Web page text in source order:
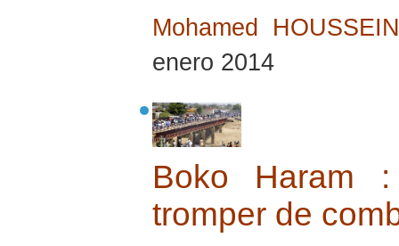
Mohamed
enero 2014
Boko
tromper de